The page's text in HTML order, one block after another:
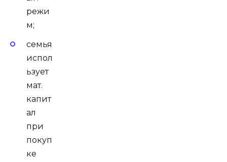
режи
м;
семья
испол
ьзует
мат.
капит
ал
при
покуп
ке